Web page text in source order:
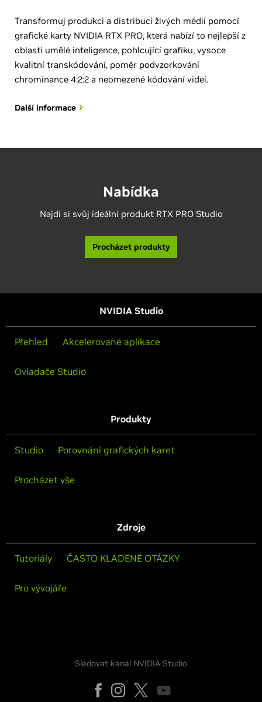
Transformuj produkci a distribuci živých médií pomocí
grafické karty NVIDIA RTX PRO, která nabízí to nejlepší z
oblasti umělé inteligence, pohlcující grafiku, vysoce
kvalitní transkódování, poměr podvzorkování
chrominance 4:2:2 a neomezené kódování videí.
Další informace
Nabídka
Najdi si svůj ideální produkt RTX PRO Studio
Procházet produkty
NVIDIA Studio
Přehled Akcelerované aplikace
Ovladače Studio
Produkty
Studio Porovnání grafických karet
Procházet vše
Zdroje
Tutoriály ČASTO KLADENÉ OTÁZKY
Pro vývojáře
Sledovat kanál NVIDIA Studio